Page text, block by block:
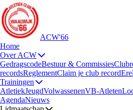
ACW'66
Home
Over ACW
GedragscodeBestuur & Commissies
recordsReglementClaim je club record
Trainingen
AtletiekJeugdVolwassenenVB-Atleten
AgendaNieuws